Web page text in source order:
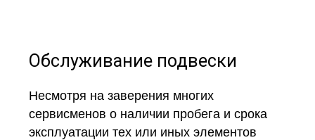
Обслуживание подвески
Несмотря на заверения многих
сервисменов о наличии пробега и срока
эксплуатации тех или иных элементов